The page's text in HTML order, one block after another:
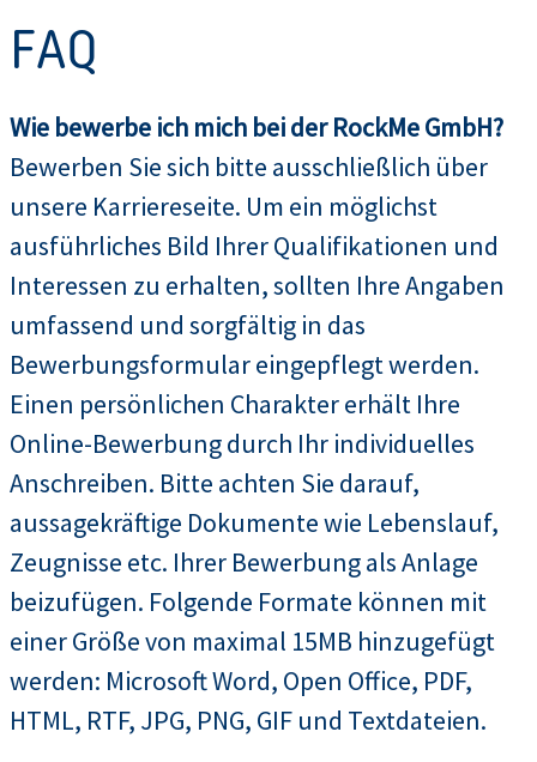
FAQ
Wie bewerbe ich mich bei der RockMe GmbH?
Bewerben Sie sich bitte ausschließlich über
unsere Karriereseite. Um ein möglichst
ausführliches Bild Ihrer Qualifikationen und
Interessen zu erhalten, sollten Ihre Angaben
umfassend und sorgfältig in das
Bewerbungsformular eingepflegt werden.
Einen persönlichen Charakter erhält Ihre
Online-Bewerbung durch Ihr individuelles
Anschreiben. Bitte achten Sie darauf,
aussagekräftige Dokumente wie Lebenslauf,
Zeugnisse etc. Ihrer Bewerbung als Anlage
beizufügen. Folgende Formate können mit
einer Größe von maximal 15MB hinzugefügt
werden: Microsoft Word, Open Office, PDF,
HTML, RTF, JPG, PNG, GIF und Textdateien.